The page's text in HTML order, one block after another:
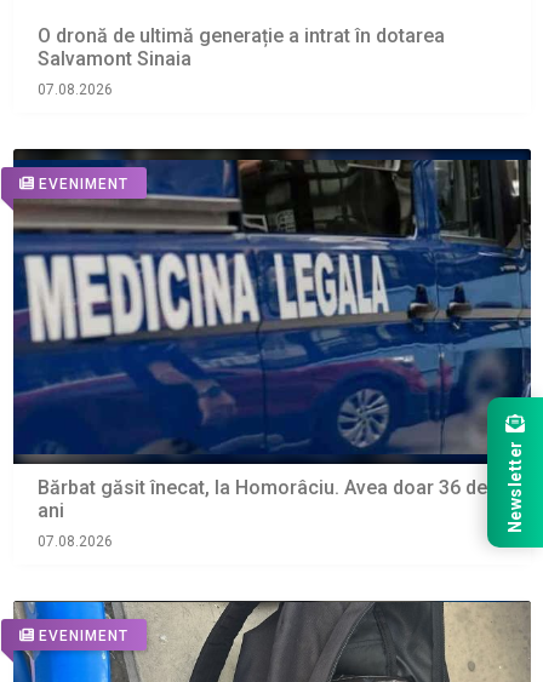
O dronă de ultimă generație a intrat în dotarea
Salvamont Sinaia
07.08.2026
EVENIMENT
Bărbat găsit înecat, la Homorâciu. Avea doar 36 de
ani
07.08.2026
EVENIMENT
Newsletter